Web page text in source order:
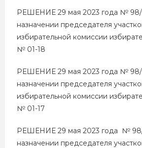
РЕШЕНИЕ 29 мая 2023 года №
назначении председателя
избирательной комиссии
№ 01-18
РЕШЕНИЕ 29 мая 2023 года №
назначении председателя
избирательной комиссии
№ 01-17
РЕШЕНИЕ 29 мая 2023 года №
назначении председателя